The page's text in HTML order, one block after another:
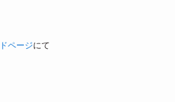
ページにて